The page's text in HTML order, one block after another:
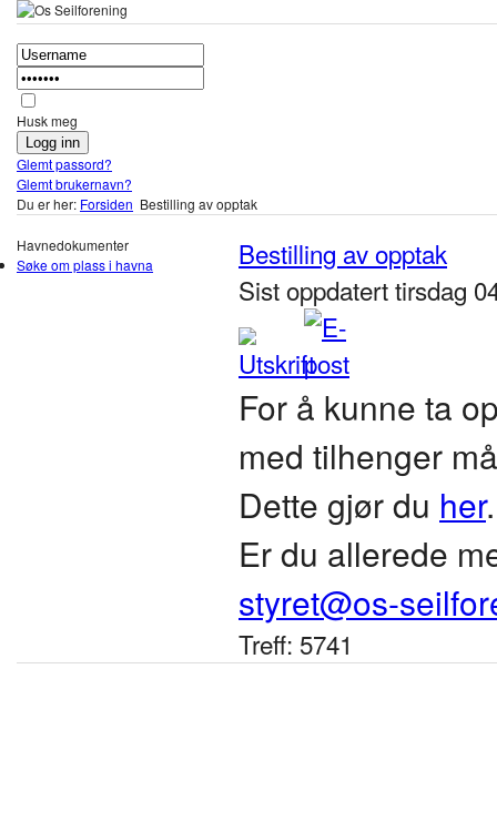
Husk meg
Glemt passord?
Glemt brukernavn?
Du er her: Forsiden Bestilling av opptak
Havnedokumenter
Søke om plass i havna
Bestilling av opptak
Sist oppdatert tirsdag
For å kunne ta
med tilhenger
Dette gjør du her.
Er du allerede
styret@os-
Treff: 5741